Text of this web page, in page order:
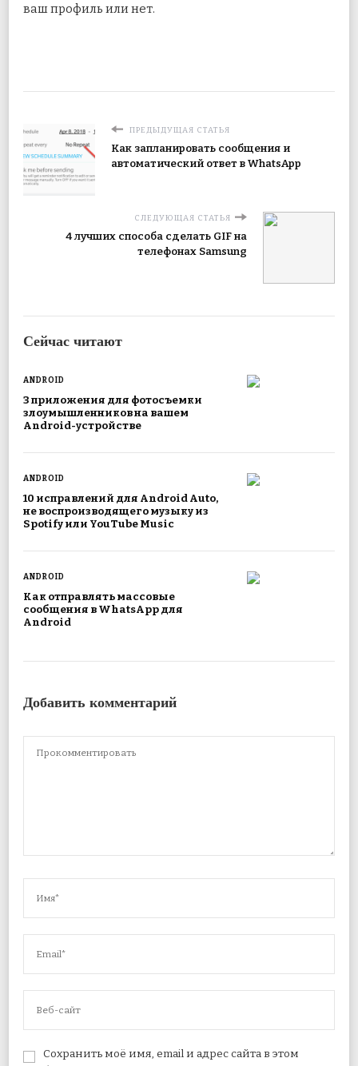
ваш профиль или нет.
ПРЕДЫДУЩАЯ СТАТЬЯ
Как запланировать сообщения и
автоматический ответ в WhatsApp
СЛЕДУЮЩАЯ СТАТЬЯ
4 лучших способа сделать GIF на
телефонах Samsung
Сейчас читают
ANDROID
3 приложения для фотосъемки
злоумышленников на вашем
Android-устройстве
ANDROID
10 исправлений для Android Auto,
не воспроизводящего музыку из
Spotify или YouTube Music
ANDROID
Как отправлять массовые
сообщения в WhatsApp для
Android
Добавить комментарий
Сохранить моё имя, email и адрес сайта в этом